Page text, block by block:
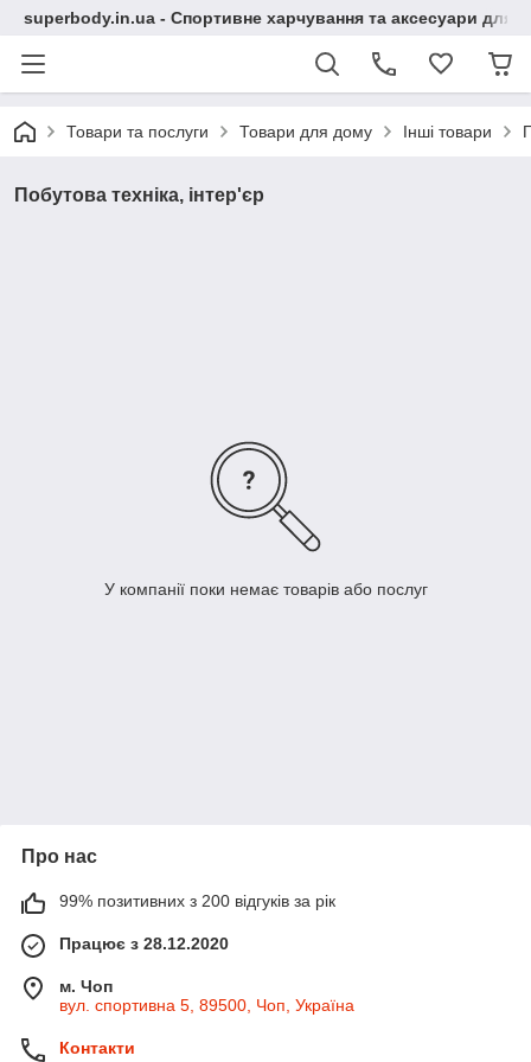
superbody.in.ua - Спортивне харчування та аксесуари для
Товари та послуги Товари для дому Інші товари
Побутова техніка, інтер'єр
У компанії поки немає товарів або послуг
Про нас
99% позитивних з 200 відгуків за рік
Працює з 28.12.2020
м. Чоп
вул. спортивна 5, 89500, Чоп, Україна
Контакти